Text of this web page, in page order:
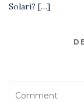
Solari? […]